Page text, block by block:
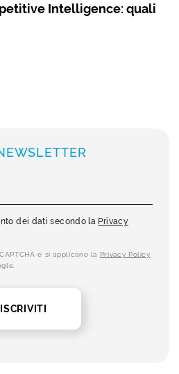
Intelligence: quali
dei dati secondo la Privacy
e si applicano la Privacy Policy
ISCRIVITI